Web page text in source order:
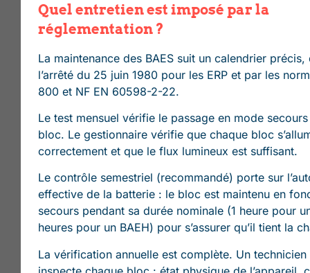
Quel entretien est imposé par la
réglementation ?
La maintenance des BAES suit un calendrier
l’arrêté du 25 juin 1980 pour les ERP et par les
800 et NF EN 60598-2-22.
Le test mensuel vérifie le passage en mode
bloc. Le gestionnaire vérifie que chaque bloc
correctement et que le flux lumineux est suffisant.
Le contrôle semestriel (recommandé) porte sur
effective de la batterie : le bloc est maintenu en
secours pendant sa durée nominale (1 heure pour
heures pour un BAEH) pour s’assurer qu’il tient la
La vérification annuelle est complète. Un